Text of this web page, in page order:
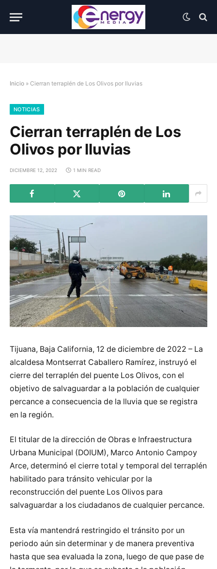
Inicio » Cierran terraplén de Los Olivos por lluvias
NOTICIAS
Cierran terraplén de Los
Olivos por lluvias
DICIEMBRE 12, 2022 1 MIN READ
Tijuana, Baja California, 12 de diciembre de 2022 – La
alcaldesa Montserrat Caballero Ramírez, instruyó el
cierre del terraplén del puente Los Olivos, con el
objetivo de salvaguardar a la población de cualquier
percance a consecuencia de la lluvia que se registra
en la región.
El titular de la dirección de Obras e Infraestructura
Urbana Municipal (DOIUM), Marco Antonio Campoy
Arce, determinó el cierre total y temporal del terraplén
habilitado para tránsito vehicular por la
reconstrucción del puente Los Olivos para
salvaguardar a los ciudadanos de cualquier percance.
Esta vía mantendrá restringido el tránsito por un
periodo aún sin determinar y de manera preventiva
hasta que sea evaluada la zona, luego de que pase de